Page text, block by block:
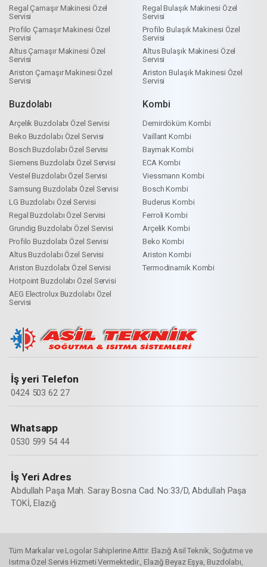
Regal Çamaşır Makinesi Özel
Servisi
Profilo Çamaşır Makinesi Özel
Servisi
Altus Çamaşır Makinesi Özel
Servisi
Ariston Çamaşır Makinesi Özel
Servisi
Regal Bulaşık Makinesi Özel
Servisi
Profilo Bulaşık Makinesi Özel
Servisi
Altus Bulaşık Makinesi Özel
Servisi
Ariston Bulaşık Makinesi Özel
Servisi
Buzdolabı
Arçelik Buzdolabı Özel Servisi
Beko Buzdolabı Özel Servisi
Bosch Buzdolabı Özel Servisi
Siemens Buzdolabı Özel Servisi
Vestel Buzdolabı Özel Servisi
Samsung Buzdolabı Özel Servisi
LG Buzdolabı Özel Servisi
Regal Buzdolabı Özel Servisi
Grundig Buzdolabı Özel Servisi
Profilo Buzdolabı Özel Servisi
Altus Buzdolabı Özel Servisi
Ariston Buzdolabı Özel Servisi
Hotpoint Buzdolabı Özel Servisi
AEG Electrolux Buzdolabı Özel
Servisi
Kombi
Demirdöküm Kombi
Vaillant Kombi
Baymak Kombi
ECA Kombi
Viessmann Kombi
Bosch Kombi
Buderus Kombi
Ferroli Kombi
Arçelik Kombi
Beko Kombi
Ariston Kombi
Termodinamik Kombi
İş yeri Telefon
0424 503 62 27
Whatsapp
0530 599 54 44
İş Yeri Adres
Abdullah Paşa Mah. Saray Bosna Cad. No:33/D, Abdullah Paşa
TOKİ, Elazığ
Tüm Markalar ve Logolar Sahiplerine Aittir. Elazığ Asil Teknik, Soğutme ve
Isıtma Özel Servis Hizmeti Vermektedir., Elazığ Beyaz Eşya, Buzdolabı,